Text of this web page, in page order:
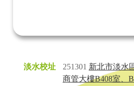
淡水校址 251301 新北市淡水
商管大樓B408室、